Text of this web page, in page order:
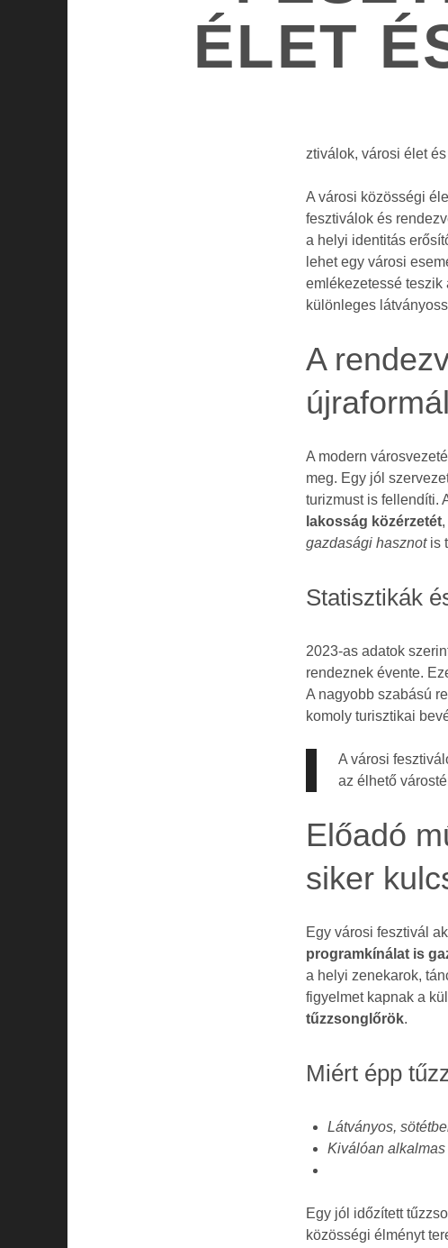
ÉLET
ztiválok, városi élet
A városi közösségi
fesztiválok és
a helyi identitás
lehet egy városi
emlékezetessé teszik
különleges
A
A modern
meg. Egy jól
turizmust is fellendíti.
lakosság közérzetét
gazdasági hasznotis
Statisztikák
2023-as adatok
rendeznek évente.
A nagyobb szabású
komoly turisztikai
A városi
az élhető
Előadó
siker
Egy városi fesztivál
programkínálat is
a helyi zenekarok,
figyelmet kapnak a
tűzzsonglőrök.
Miért épp
Látványos,
Kiválóan
Egy jól időzített
közösségi élményt